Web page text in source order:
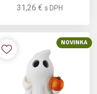
31,26 € s DPH
NOVINKA